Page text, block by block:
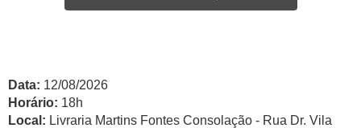
Data: 12/08/2026
Horário: 18h
Local: Livraria Martins Fontes Consolação - Rua Dr. Vila